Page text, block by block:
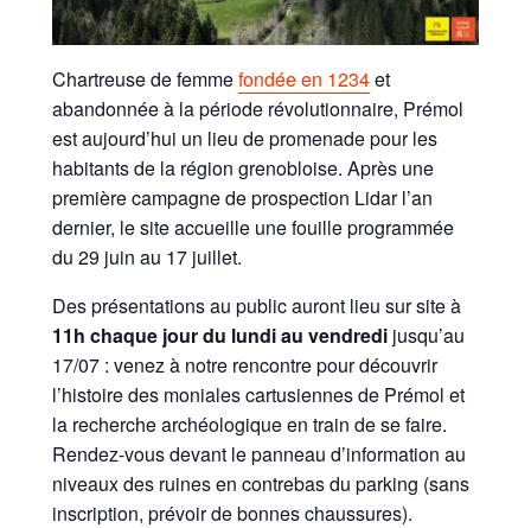
Chartreuse de femmefondée en 1234et
abandonnée à la période révolutionnaire, Prémol
est aujourd’hui un lieu de promenade pour les
habitants de la région grenobloise. Après une
première campagne de prospection Lidar l’an
dernier, le site accueille une fouille programmée
du 29 juin au 17 juillet.
Des présentations au public auront lieu sur site à
11h chaque jour du lundi au vendredi jusqu’au
17/07 : venez à notre rencontre pour découvrir
l’histoire des moniales cartusiennes de Prémol et
la recherche archéologique en train de se faire.
Rendez-vous devant le panneau d’information au
niveaux des ruines en contrebas du parking (sans
inscription, prévoir de bonnes chaussures).